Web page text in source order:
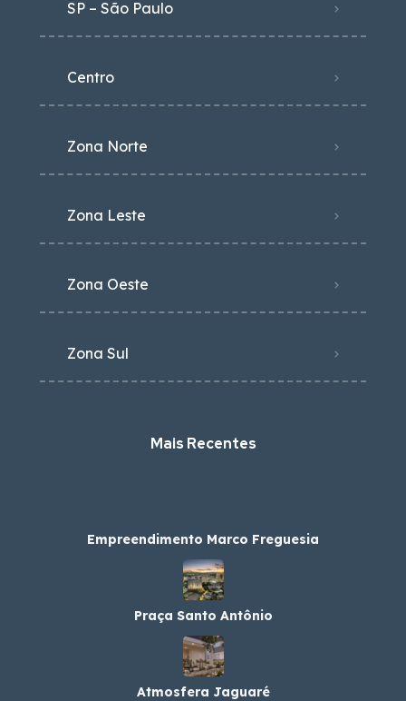
SP – São Paulo
Centro
Zona Norte
Zona Leste
Zona Oeste
Zona Sul
Mais Recentes
Empreendimento Marco Freguesia
Praça Santo Antônio
Atmosfera Jaguaré